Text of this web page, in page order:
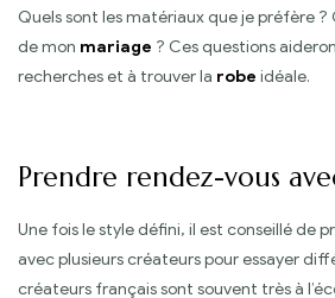
Quels sont les matériaux que je préfère ?
de mon mariage ? Ces questions
recherches et à trouver la robe idéale.
Prendre rendez-vous
Une fois le style défini, il est conseillé de
avec plusieurs créateurs pour essayer
créateurs français sont souvent très à